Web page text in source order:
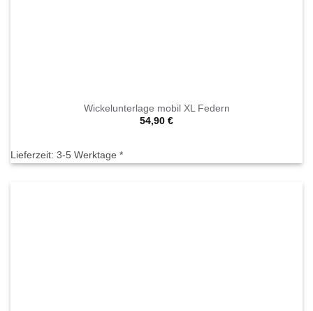
Wickelunterlage mobil XL Federn
54,90 €
Lieferzeit: 3-5 Werktage *